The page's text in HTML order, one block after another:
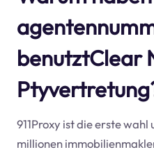
benutztClear
911Proxy ist die erste
millionen